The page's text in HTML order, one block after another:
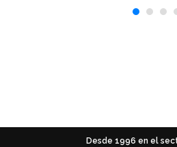
Desde 1996 en el